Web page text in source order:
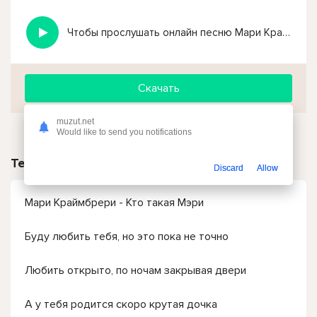
Чтобы прослушать онлайн песню Мари Краймбрери - Кто такая Мэри нажмите на кнопку плей с светом зелений
Скачать
Текст песни
Мари Краймбрери - Кто такая Мэри
Буду любить тебя, но это пока не точно
Любить открыто, по ночам закрывая двери
А у тебя родится скоро крутая дочка
muzut.net
Would like to send you notifications
Discard Allow